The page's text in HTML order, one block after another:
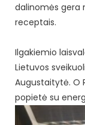
dalinomės gera
receptais.
Ilgakiemio
Lietuvos
Augustaitytė. O
popietė su